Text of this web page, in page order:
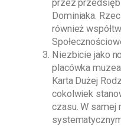
przez
Dominiaka .
również
Niezbicie jako
placówka
Karta Dużej
cokolwiek
czasu. W samej